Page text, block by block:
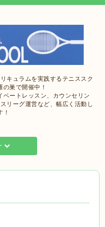
キュラムを実践するテニススク
の巣で開催中！
ートレッスン、カウンセリン
リーグ運営など、幅広く活動し
！